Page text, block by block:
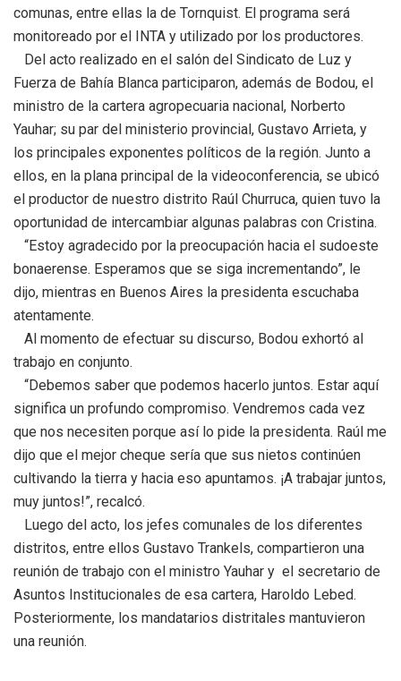
comunas, entre ellas la de Tornquist. El programa será
monitoreado por el INTA y utilizado por los productores.
Del acto realizado en el salón del Sindicato de Luz y
Fuerza de Bahía Blanca participaron, además de Bodou, el
ministro de la cartera agropecuaria nacional, Norberto
Yauhar; su par del ministerio provincial, Gustavo Arrieta, y
los principales exponentes políticos de la región. Junto a
ellos, en la plana principal de la videoconferencia, se ubicó
el productor de nuestro distrito Raúl Churruca, quien tuvo la
oportunidad de intercambiar algunas palabras con Cristina.
“Estoy agradecido por la preocupación hacia el sudoeste
bonaerense. Esperamos que se siga incrementando”, le
dijo, mientras en Buenos Aires la presidenta escuchaba
atentamente.
Al momento de efectuar su discurso, Bodou exhortó al
trabajo en conjunto.
“Debemos saber que podemos hacerlo juntos. Estar aquí
significa un profundo compromiso. Vendremos cada vez
que nos necesiten porque así lo pide la presidenta. Raúl me
dijo que el mejor cheque sería que sus nietos continúen
cultivando la tierra y hacia eso apuntamos. ¡A trabajar juntos,
muy juntos!”, recalcó.
Luego del acto, los jefes comunales de los diferentes
distritos, entre ellos Gustavo Trankels, compartieron una
reunión de trabajo con el ministro Yauhar y el secretario de
Asuntos Institucionales de esa cartera, Haroldo Lebed.
Posteriormente, los mandatarios distritales mantuvieron
una reunión.